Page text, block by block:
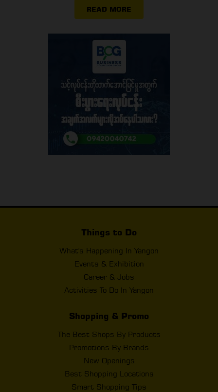
READ MORE
Things to Do
What's Happening In Yangon
Events & Exhibition
Career & Jobs
Activities To Do In Yangon
Shopping & Promo
The Best Shops By Products
Promotions By Brands
New Openings
Best Shopping Locations
Smart Shopping Tips